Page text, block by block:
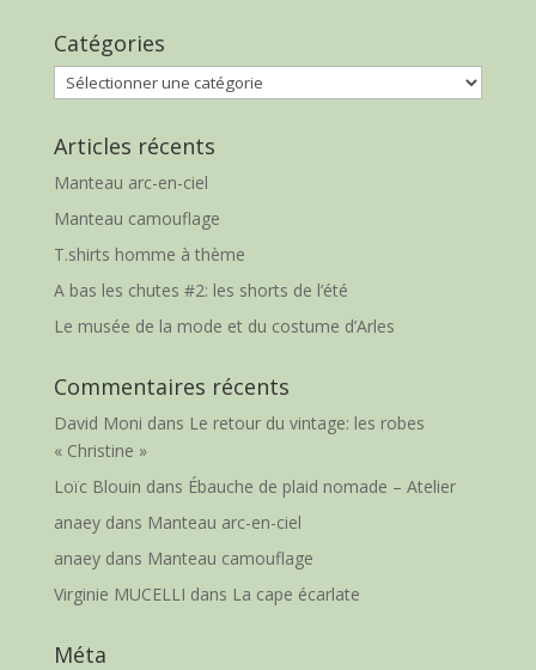
Catégories
Catégories
Articles récents
Manteau arc-en-ciel
Manteau camouflage
T.shirts homme à thème
A bas les chutes #2: les shorts de l’été
Le musée de la mode et du costume d’Arles
Commentaires récents
David Moni dans Le retour du vintage: les robes
« Christine »
Loïc Blouin dans Ébauche de plaid nomade – Atelier
anaeydans Manteau arc-en-ciel
anaeydans Manteau camouflage
Virginie MUCELLI dans La cape écarlate
Méta